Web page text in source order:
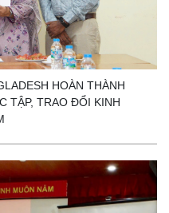
HOÀN THÀNH
TẬP, TRAO ĐỔI KINH